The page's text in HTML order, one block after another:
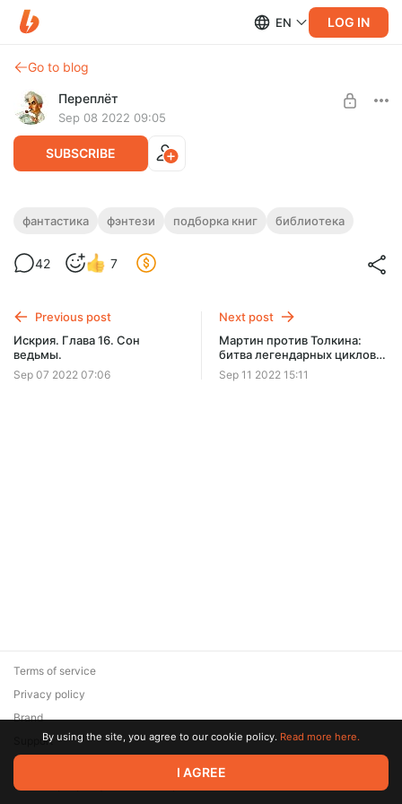
EN LOG IN
Go to blog
Переплёт
Sep 08 2022 09:05
SUBSCRIBE
Библиотека Переплёта. Только для
Отличные книги, которые могут скачать только подписчики
уже 15 книг!
Простой переплёт
фантастика фэнтези подборка книг библиотека
42 7
Previous post
Искрия. Глава 16. Сон
ведьмы.
Sep 07 2022 07:06
Next post
Мартин против Толкина:
битва легендарных циклов
фэнтези
Sep 11 2022 15:11
© 2026 Zaya Solutions Limited. All rights reserved. All trademarks
are the property of their respective owners.
Terms of service
Privacy policy
Brand
SupportBy using the site, you agree to our cookie policy. Read more here.
I AGREE